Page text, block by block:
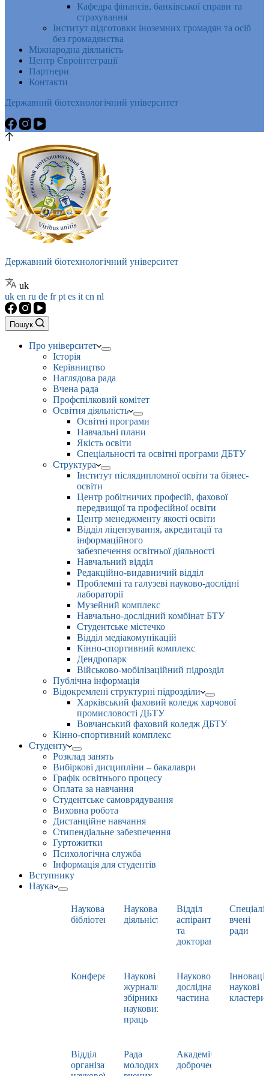
Кафедра фінансів, банківської справи та
страхування
Інститут підготовки іноземних громадян та осіб
без громадянства
Міжнародна діяльність
Центр Євроінтеграції
Партнери
Контакти
Державний біотехнологічний університет
Державний біотехнологічний університет
uk
uk en ru de frpt es it cn nl
Пошук
Про університет
Історія
Керівництво
Наглядова рада
Вчена рада
Профспілковий комітет
Освітня діяльність
Освітні програми
Навчальні плани
Якість освіти
Спеціальності та освітні програми ДБТУ
Структура
Інститут післядипломної освіти та бізнес-
освіти
Центр робітничих професій, фахової
передвищої та професійної освіти
Центр менеджменту якості освіти
Відділ ліцензування, акредитації та
інформаційного
забезпечення освітньої діяльності
Навчальний відділ
Редакційно-видавничий відділ
Проблемні та галузеві науково-дослідні
лабораторії
Музейний комплекс
Навчально-дослідний комбінат БТУ
Студентське містечко
Відділ медіакомунікацій
Кінно-спортивний комплекс
Дендропарк
Військово-мобілізаційний підрозділ
Публічна інформація
Відокремлені структурні підрозділи
Харківський фаховий коледж харчової
промисловості ДБТУ
Вовчанський фаховий коледж ДБТУ
Кінно-спортивний комплекс
Студенту
Розклад занять
Вибіркові дисципліни – бакалаври
Графік освітнього процесу
Оплата за навчання
Студентське самоврядування
Виховна робота
Дистанційне навчання
Стипендіальне забезпечення
Гуртожитки
Психологічна служба
Інформація для студентів
Вступнику
Наука
Наукова
бібліотека
Наукова
діяльність
Відділ
аспірантури
та
докторантури
вчені
ради
Конференції
Наукові
журнали,
збірники
наукових
праць
Науково-
дослідна
частина
наукові
кластери
Відділ
організації
Рада
молодих
Академічна
доброчесність